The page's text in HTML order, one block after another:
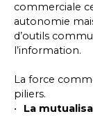
commerciale
autonomie
d’outils
l’information.
La force
piliers.
La